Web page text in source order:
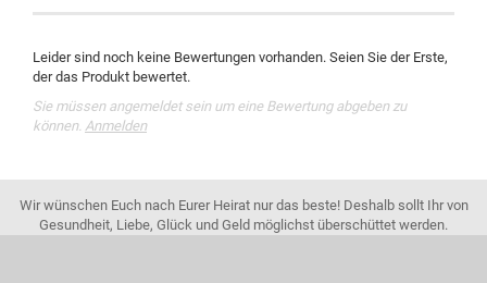
Leider sind noch keine Bewertungen vorhanden. Seien Sie der Erste,
der das Produkt bewertet.
Sie müssen angemeldet sein um eine Bewertung abgeben zu
können. Anmelden
Wir wünschen Euch nach Eurer Heirat nur das beste! Deshalb sollt Ihr von
Gesundheit, Liebe, Glück und Geld möglichst überschüttet werden.